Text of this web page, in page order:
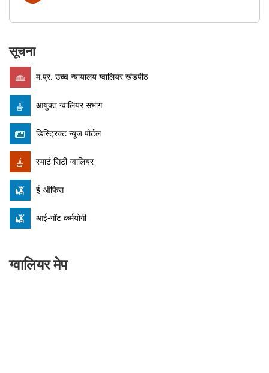
सूचना
म.प्र. उच्च न्यायालय ग्वालियर खंडपीठ
आयुक्त ग्वालियर संभाग
डिस्ट्रिक्ट न्यूज पोर्टल
स्मार्ट सिटी ग्वालियर
ई-ऑफिस
आई-गॉट कर्मयोगी
ग्वालियर मेप